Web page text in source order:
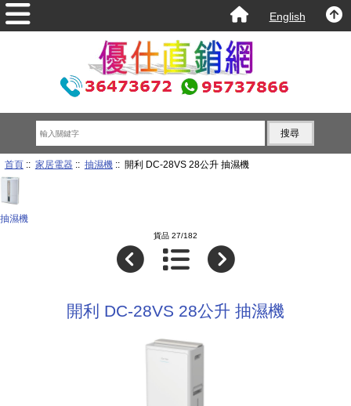
English
首頁:: 家居電器:: 抽濕機:: 開利 DC-28VS 28公升 抽濕機
抽濕機
貨品 27/182
開利 DC-28VS 28公升 抽濕機